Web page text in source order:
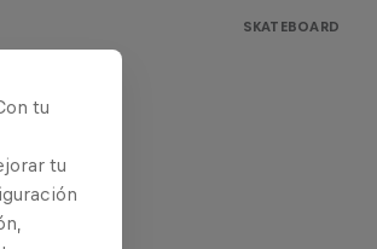
SKATEBOARD
tu
tu